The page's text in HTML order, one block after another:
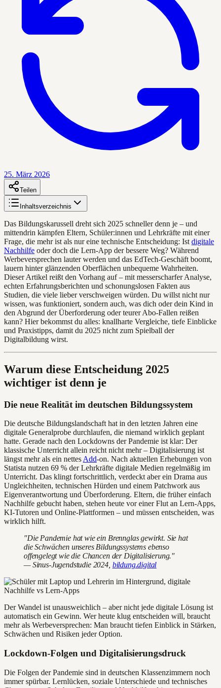
25. März 2026
Teilen
Inhaltsverzeichnis
Das Bildungskarussell dreht sich 2025 schneller denn je – und
mittendrin kämpfen Eltern, Schüler:innen und Lehrkräfte mit einer
Frage, die mehr ist als nur eine technische Entscheidung: Ist digitale
Nachhilfe oder doch die Lern-App der bessere Weg? Während
Werbeversprechen lauter werden und das EdTech-Geschäft boomt,
lauern hinter glänzenden Oberflächen unbequeme Wahrheiten.
Dieser Artikel reißt den Vorhang auf – mit messerscharfer Analyse,
echten Erfahrungsberichten und schonungslosen Fakten aus
Studien, die viele lieber verschweigen würden. Du willst nicht nur
wissen, was funktioniert, sondern auch, was dich oder dein Kind in
den Abgrund der Überforderung oder teurer Abo-Fallen reißen
kann? Hier bekommst du alles: knallharte Vergleiche, tiefe Einblicke
und Praxistipps, damit du 2025 nicht zum Spielball der
Digitalbildung wirst.
Warum diese Entscheidung 2025
wichtiger ist denn je
Die neue Realität im deutschen Bildungssystem
Die deutsche Bildungslandschaft hat in den letzten Jahren eine
digitale Generalprobe durchlaufen, die niemand wirklich geplant
hatte. Gerade nach den Lockdowns der Pandemie ist klar: Der
klassische Unterricht allein reicht nicht mehr – Digitalisierung ist
längst mehr als ein nettes Add-on. Nach aktuellen Erhebungen von
Statista nutzen 69 % der Lehrkräfte digitale Medien regelmäßig im
Unterricht. Das klingt fortschrittlich, verdeckt aber ein Drama aus
Ungleichheiten, technischen Hürden und einem Patchwork aus
Eigenverantwortung und Überforderung. Eltern, die früher einfach
Nachhilfe gebucht haben, stehen heute vor einer Flut an Lern-Apps,
KI-Tutoren und Online-Plattformen – und müssen entscheiden, was
wirklich hilft.
"Die Pandemie hat wie ein Brennglas gewirkt. Sie hat
die Schwächen unseres Bildungssystems ebenso
offengelegt wie die Chancen der Digitalisierung."
— Sinus-Jugendstudie 2024, bildung.digital
Der Wandel ist unausweichlich – aber nicht jede digitale Lösung ist
automatisch ein Gewinn. Wer heute klug entscheiden will, braucht
mehr als Werbeversprechen: Man braucht tiefen Einblick in Stärken,
Schwächen und Risiken jeder Option.
Lockdown-Folgen und Digitalisierungsdruck
Die Folgen der Pandemie sind in deutschen Klassenzimmern noch
immer spürbar. Lernlücken, soziale Unterschiede und technisches